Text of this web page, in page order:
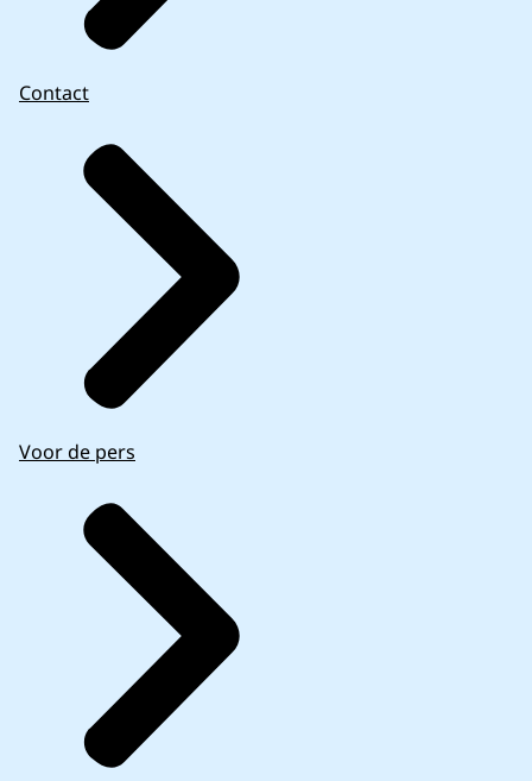
Contact
Voor de pers